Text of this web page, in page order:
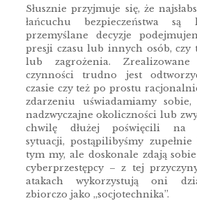
Słusznie przyjmuje się, że
łańcuchu bezpieczeństwa są
przemyślane decyzje
presji czasu lub innych osób, czy
lub zagrożenia.
czynności trudno jest
czasie czy też po prostu
zdarzeniu uświadamiamy
nadzwyczajne okoliczności lub
chwilę dłużej poświęcili na
sytuacji, postąpilibyśmy
tym my, ale doskonale zdają
cyberprzestępcy – z tej
atakach wykorzystują oni
zbiorczo jako „socjotechnika”.